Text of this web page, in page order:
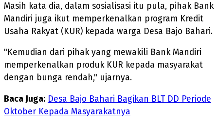
Masih kata dia, dalam sosialisasi itu pula, pihak Bank
Mandiri juga ikut memperkenalkan program Kredit
Usaha Rakyat (KUR) kepada warga Desa Bajo Bahari.
"Kemudian dari pihak yang mewakili Bank Mandiri
memperkenalkan produk KUR kepada masyarakat
dengan bunga rendah," ujarnya.
Baca Juga: Desa Bajo Bahari Bagikan BLT DD Periode
Oktober Kepada Masyarakatnya